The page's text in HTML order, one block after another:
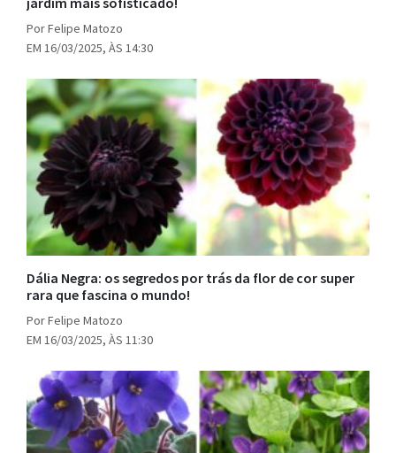
Por Felipe Matozo
EM 16/03/2025, ÀS 14:30
Dália Negra: os segredos por trás da flor de cor super
rara que fascina o mundo!
Por Felipe Matozo
EM 16/03/2025, ÀS 11:30